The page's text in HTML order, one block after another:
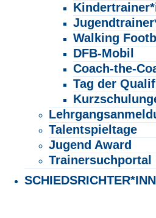
Walking
DFB-Mobil
Coach-the-
Tag der
Talentspieltage
Jugend Award
Trainersuchportal